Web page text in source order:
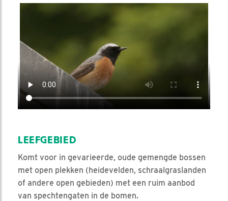
Video in nieuw venster openen
LEEFGEBIED
Komt voor in gevarieerde, oude gemengde bossen
met open plekken (heidevelden, schraalgraslanden
of andere open gebieden) met een ruim aanbod
van spechtengaten in de bomen.